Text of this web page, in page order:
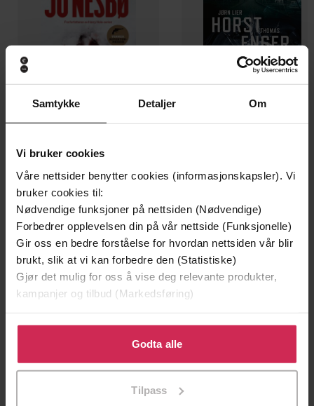
Samtykke Detaljer Om
Vi bruker cookies
Våre nettsider benytter cookies (informasjonskapsler). Vi
bruker cookies til:
Nødvendige funksjoner på nettsiden (Nødvendige)
Forbedrer opplevelsen din på vår nettside (Funksjonelle)
Gir oss en bedre forståelse for hvordan nettsiden vår blir
brukt, slik at vi kan forbedre den (Statistiske)
Gjør det mulig for oss å vise deg relevante produkter,
kampanjer og tilbud (Markedsføring)
Klikk på «Godta alle» for å gi oss ditt samtykke til å
bruke cookies for alle disse formålene. Du kan også
tilpasse ditt samtykke til spesifikke formål ved å klikke
Godta alle
Tilpass
199,-
Minnesota
Jo Nesbø
EBOK
349,-
Jørn Lier Horst
EBOK
Undertittel
Bassegohpi geassi – mánáid- ja
Torkel Rasmussen
Forlag CalliidLagadus / ForfatternesForlag